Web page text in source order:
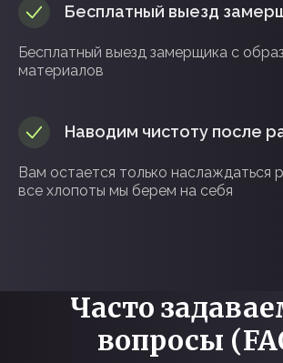
Бесплатный выезд
Бесплатный выезд замерщика с
материалов
Наводим чистоту после
Вам остается только наслаждаться
все хлопоты мы берем на себя
Часто
вопросы